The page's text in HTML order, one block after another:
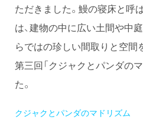
ただきました。鰻の寝床と呼
は、建物の中に広い土間や中
らではの珍しい間取りと空間
第三回「クジャクとパンダの
た。
クジャクとパンダのマドリズム